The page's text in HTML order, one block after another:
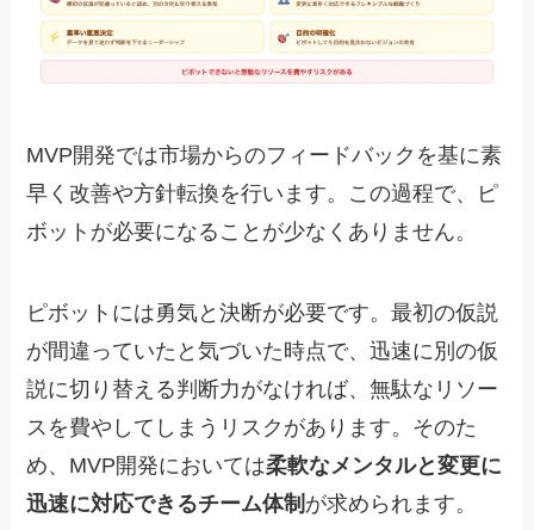
MVP開発では市場からのフィードバックを基に素
早く改善や方針転換を行います。この過程で、ピ
ボットが必要になることが少なくありません。
ピボットには勇気と決断が必要です。最初の仮説
が間違っていたと気づいた時点で、迅速に別の仮
説に切り替える判断力がなければ、無駄なリソー
スを費やしてしまうリスクがあります。そのた
め、MVP開発においては柔軟なメンタルと変更に
迅速に対応できるチーム体制 が求められます。